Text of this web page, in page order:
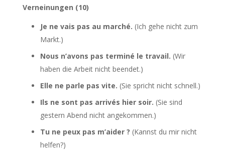
Verneinungen (10)
Je ne vais pas au marché. (Ich gehe nicht zum
Markt.)
Nous n’avons pas terminé le travail. (Wir
haben die Arbeit nicht beendet.)
Elle ne parle pas vite. (Sie spricht nicht schnell.)
Ils ne sont pas arrivés hier soir. (Sie sind
gestern Abend nicht angekommen.)
Tu ne peux pas m’aider ? (Kannst du mir nicht
helfen?)